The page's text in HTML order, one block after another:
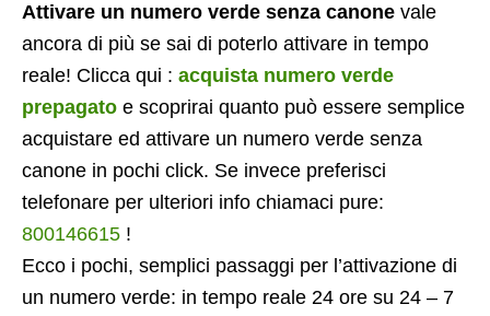
Attivare un numero verde senza canone vale
ancora di più se sai di poterlo attivare in tempo
reale! Clicca qui : acquista numero verde
prepagato e scoprirai quanto può essere semplice
acquistare ed attivare un numero verde senza
canone in pochi click. Se invece preferisci
telefonare per ulteriori info chiamaci pure:
800146615 !
Ecco i pochi, semplici passaggi per l’attivazione di
un numero verde: in tempo reale 24 ore su 24 – 7